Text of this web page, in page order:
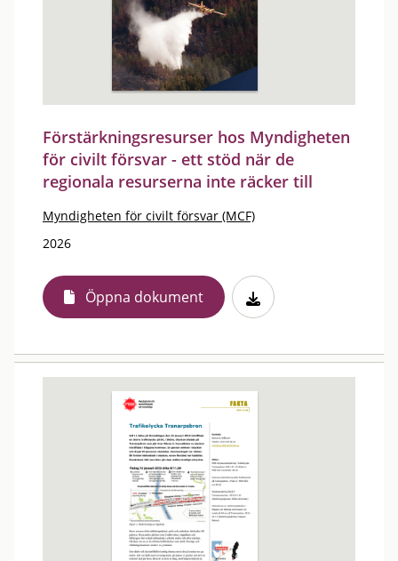
Förstärkningsresurser hos Myndigheten
för civilt försvar - ett stöd när de
regionala resurserna inte räcker till
Myndigheten för civilt försvar (MCF)
2026
Öppna dokument